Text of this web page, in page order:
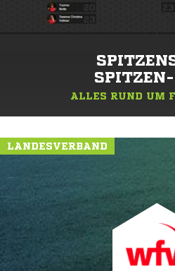
SPITZEN-
ALLES RUND UM
LANDESVERBAND